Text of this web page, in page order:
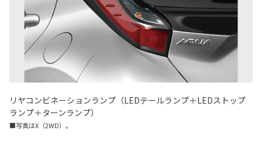
リヤコンビネーションランプ（LEDテールランプ＋LEDストップ
ランプ＋ターンランプ）
■写真はX（2WD）。